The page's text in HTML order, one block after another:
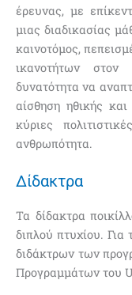
έρευνας, με
μιας διαδικασίας
καινοτόμος,
ικανοτήτων στον
δυνατότητα να
αίσθηση ηθικής
κύριες
ανθρωπότητα.
Δίδακτρα
Τα δίδακτρα
διπλού πτυχίου. Για
διδάκτρων των
Προγραμμάτων του